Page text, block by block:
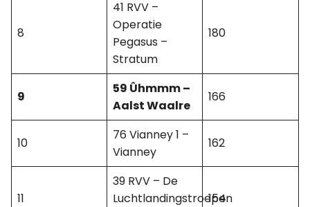
8
41 RVV –
Operatie
Pegasus –
Stratum
180
9
59 Ûhmmm –
Aalst Waalre
166
10
76 Vianney 1 –
Vianney
162
11
39 RVV – De
Luchtlandingstroepen
154